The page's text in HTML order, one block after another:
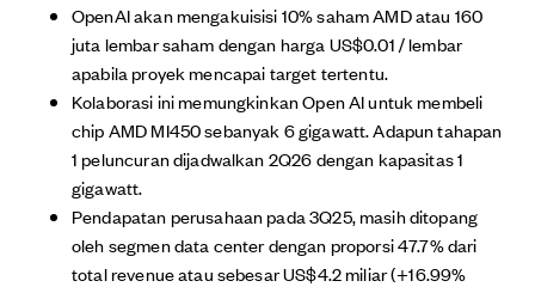
OpenAI akan mengakuisisi 10% saham AMD atau 160
juta lembar saham dengan harga US$0.01 / lembar
apabila proyek mencapai target tertentu.
Kolaborasi ini memungkinkan Open AI untuk membeli
chip AMD MI450 sebanyak 6 gigawatt. Adapun tahapan
1 peluncuran dijadwalkan 2Q26 dengan kapasitas 1
gigawatt.
Pendapatan perusahaan pada 3Q25, masih ditopang
oleh segmen data center dengan proporsi 47.7% dari
total revenue atau sebesar US$4.2 miliar (+16.99%